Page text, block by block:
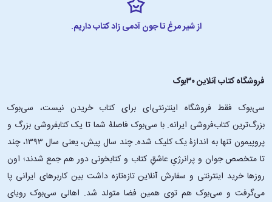
از شیر مرغ تا جون آدمی زاد کتاب داریم.
فروشگاه کتاب آنلاین ۳۰بوک
سی‌بوک فقط فروشگاه اینترنتی‌ای برای کتاب خریدن نیست، سی‌بوک
بزرگ‌ترین کتاب‌فروشی ایرانه. با سی‌بوک فاصلۀ شما تا یک کتابفروشی بزرگ و
پروپیمون تنها به اندازۀ یک کلیک شده. چند سال پیش، یعنی سال ۱۳۹۳، چند
تا متخصص جوان و پرانرژیِ عاشقِ کتاب و کتابخونی دور هم جمع شدند؛ اون‌
روزها خرید اینترنتی و سفارش آنلاین تازه‌تازه داشت بین کاربرهای ایرانی پا
می‌گرفت و سی‌بوک هم توی همین فضا متولد شد. اهالی سی‌بوک رویای